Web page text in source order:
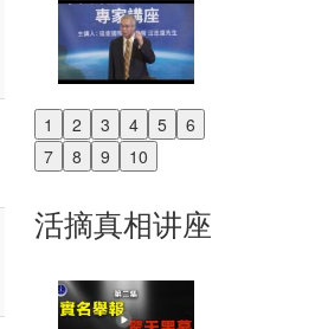
1 2 3 4 5
6
7
8 9 10
Previous
Next
活摘真相讲座